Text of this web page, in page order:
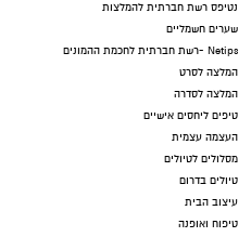
נטיפס רשת חברתית להמלצות
שערים חשמליים
Netips -רשת חברתית לחכמת ההמונים
המלצה לסרט
המלצה לסדרה
טיפים ליחסים אישיים
העצמה עצמית
מסלולים לטיולים
טיולים בדרום
עיצוב הבית
טיפוח ואופנה